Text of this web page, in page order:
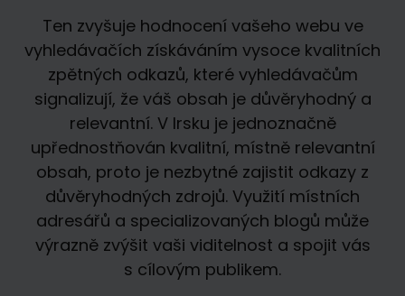
Ten zvyšuje hodnocení vašeho webu ve
vyhledávačích získáváním vysoce kvalitních
zpětných odkazů, které vyhledávačům
signalizují, že váš obsah je důvěryhodný a
relevantní. V Irsku je jednoznačně
upřednostňován kvalitní, místně relevantní
obsah, proto je nezbytné zajistit odkazy z
důvěryhodných zdrojů. Využití místních
adresářů a specializovaných blogů může
výrazně zvýšit vaši viditelnost a spojit vás
s cílovým publikem.